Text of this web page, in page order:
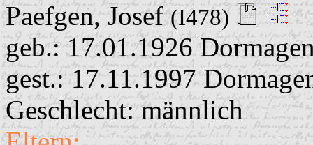
Paefgen, Josef(I478)
geb.: 17.01.1926
gest.: 17.11.1997
Geschlecht: männlich